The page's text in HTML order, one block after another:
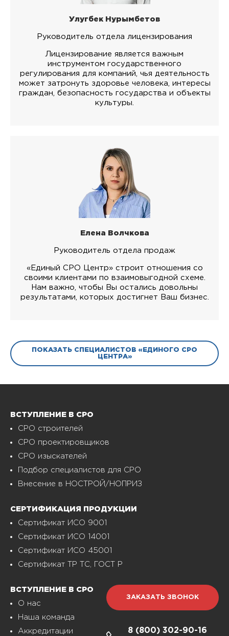
Улугбек Нурымбетов
Руководитель отдела лицензирования
Лицензирование является важным
инструментом государственного
регулирования для компаний, чья деятельность
может затронуть здоровье человека, интересы
граждан, безопасность государства и объекты
культуры.
Елена Волчкова
Руководитель отдела продаж
«Единый СРО Центр» строит отношения со
своими клиентами по взаимовыгодной схеме.
Нам важно, чтобы Вы остались довольны
результатами, которых достигнет Ваш бизнес.
ПОКАЗАТЬ СПЕЦИАЛИСТОВ «ЕДИНОГО СРО
ЦЕНТРА»
ВСТУПЛЕНИЕ В СРО
СРО строителей
СРО проектировщиков
СРО изыскателей
Подбор специалистов для СРО
Внесение в НОСТРОЙ/НОПРИЗ
СЕРТИФИКАЦИЯ ПРОДУКЦИИ
Сертификат ИСО 9001
Сертификат ИСО 14001
Сертификат ИСО 45001
Сертификат ТР ТС, ГОСТ Р
ВСТУПЛЕНИЕ В СРО
О нас
Наша команда
Аккредитации
ЗАКАЗАТЬ ЗВОНОК
8 (800) 302-90-16